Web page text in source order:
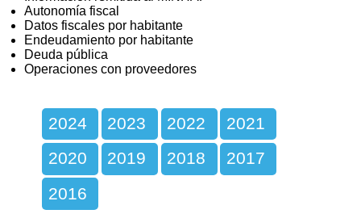
Autonomía fiscal
Datos fiscales por habitante
Endeudamiento por habitante
Deuda pública
Operaciones con proveedores
2024 2023 2022
2021
2020
2019 2018
2017
2016